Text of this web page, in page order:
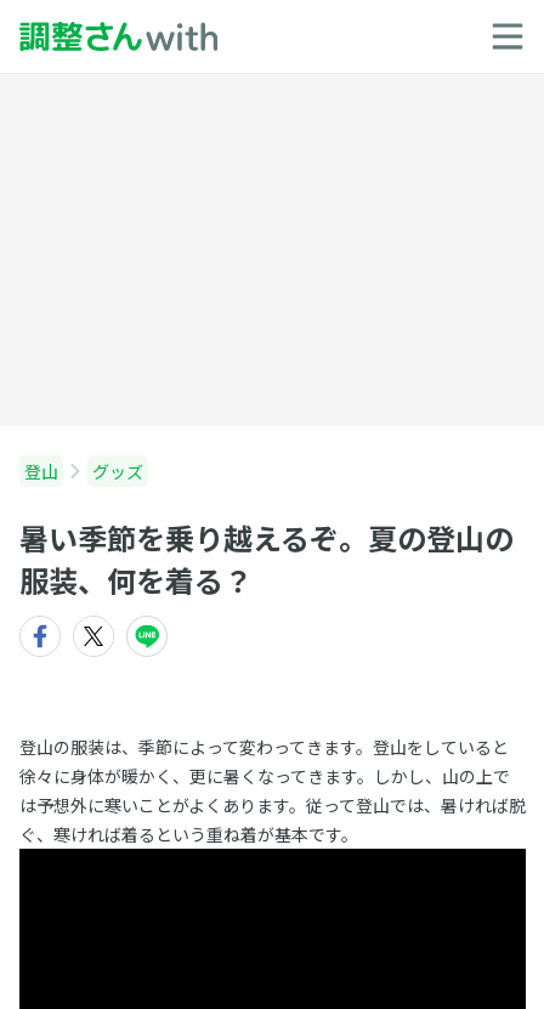
登山 グッズ
暑い季節を乗り越えるぞ。夏の登山の
服装、何を着る？
登山の服装は、季節によって変わってきます。登山をしていると
徐々に身体が暖かく、更に暑くなってきます。しかし、山の上で
は予想外に寒いことがよくあります。従って登山では、暑ければ脱
ぐ、寒ければ着るという重ね着が基本です。